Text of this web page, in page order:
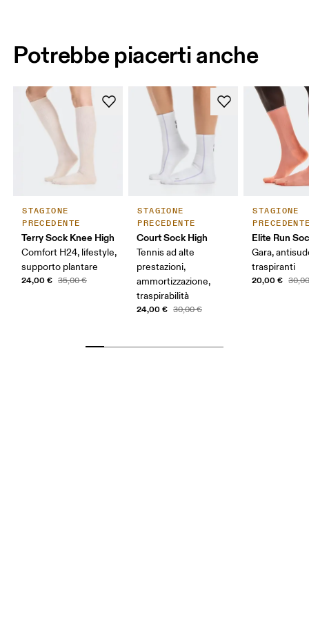
Potrebbe piacerti anche
STAGIONE
PRECEDENTE
Terry Sock Knee High
Comfort H24, lifestyle,
supporto plantare
24,00 € 35,00 €
STAGIONE
PRECEDENTE
Court Sock High
Tennis ad alte
prestazioni,
ammortizzazione,
traspirabilità
24,00 € 30,00 €
STAGIONE
Elite Run
Gara,
traspiranti
20,00 €